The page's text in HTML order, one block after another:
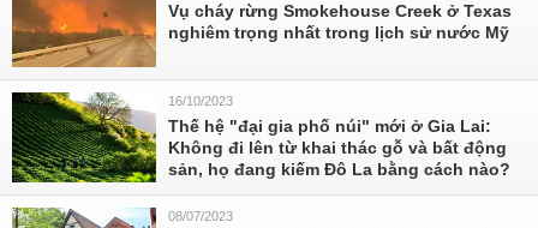
Vụ cháy rừng Smokehouse Creek ở Texas
nghiêm trọng nhất trong lịch sử nước Mỹ
16/10/2023
Thế hệ "đại gia phố núi" mới ở Gia Lai:
Không đi lên từ khai thác gỗ và bất động
sản, họ đang kiếm Đô La bằng cách nào?
08/07/2023